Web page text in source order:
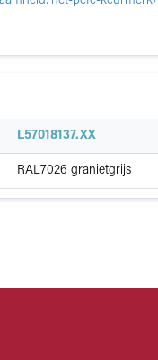
L57018137.XX
RAL7026 granietgrijs